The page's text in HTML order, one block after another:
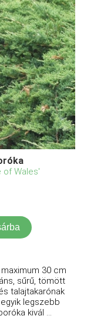
of Wales'
30 cm
sűrű, tömött
talajtakarónak
legszebb
kivál ...